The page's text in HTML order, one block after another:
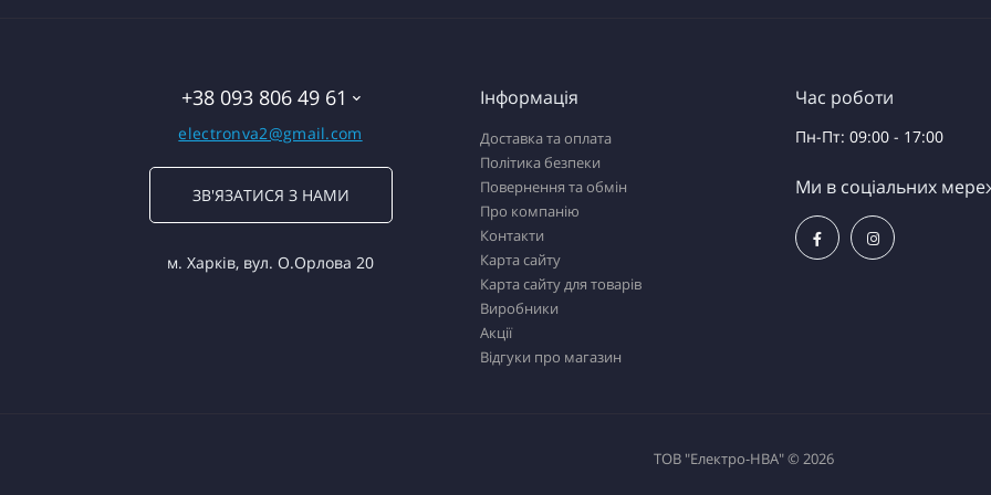
+38 093 806 49 61
electronva2@gmail.com
ЗВ'ЯЗАТИСЯ З НАМИ
м. Харків, вул. О.Орлова 20
Інформація
Доставка та оплата
Політика безпеки
Повернення та обмін
Про компанію
Контакти
Карта сайту
Карта сайту для товарів
Виробники
Акції
Відгуки про магазин
Час роботи
Пн-Пт: 09:00 - 17:00
Ми в соціальних
ТОВ "Електро-НВА" © 2026